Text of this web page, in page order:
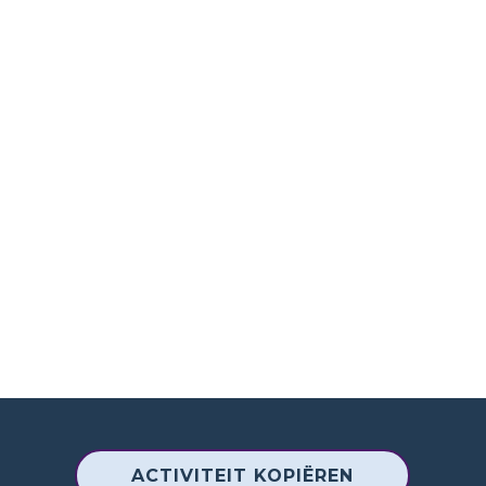
ACTIVITEIT KOPIËREN